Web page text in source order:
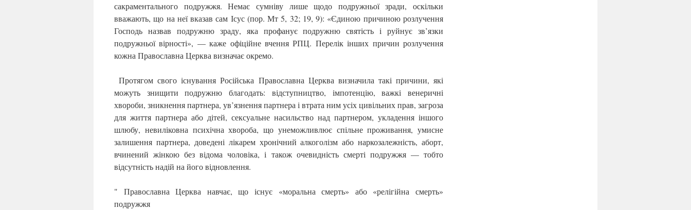
сакраментального подружжя. Немає сумніву лише щодо подружньої зради, оскільки
вважають, що на неї вказав сам Ісус (пор. Мт 5, 32; 19, 9): «Єдиною причиною розлучення
Господь назвав подружню зраду, яка профанує подружню святість і руйнує зв’язки
подружньої вірності», — каже офіційне вчення РПЦ. Перелік інших причин розлучення
кожна Православна Церква визначає окремо.
Протягом свого існування Російська Православна Церква визначила такі причини, які
можуть знищити подружню благодать: відступництво, імпотенцію, важкі венеричні
хвороби, зникнення партнера, ув’язнення партнера і втрата ним усіх цивільних прав, загроза
для життя партнера або дітей, сексуальне насильство над партнером, укладення іншого
шлюбу, невиліковна психічна хвороба, що унеможливлює спільне проживання, умисне
залишення партнера, доведені лікарем хронічний алкоголізм або наркозалежність, аборт,
вчинений жінкою без відома чоловіка, і також очевидність смерті подружжя — тобто
відсутність надій на його відновлення.
" Православна Церква навчає, що існує «моральна смерть» або «релігійна смерть»
подружжя